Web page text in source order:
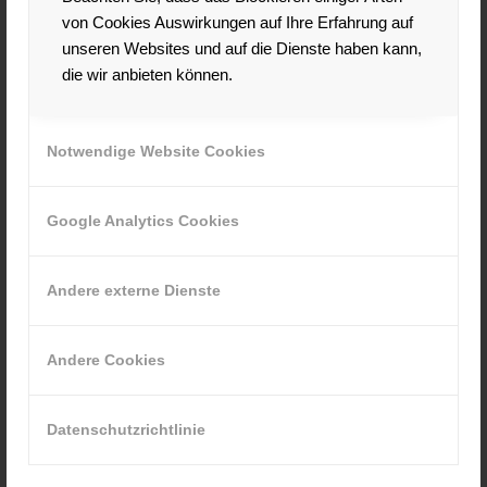
von Cookies Auswirkungen auf Ihre Erfahrung auf
unseren Websites und auf die Dienste haben kann,
die wir anbieten können.
Notwendige Website Cookies
Google Analytics Cookies
Andere externe Dienste
Andere Cookies
Datenschutzrichtlinie
vermeiden. Versehen Sie ihr Foto auf der Rückseite
mit Namen und Telefonnummer.
Den Hintergrund anpassen
Hintergrundfarbe kränklich und blass wirken.
andere Gegenstände wie Wandbilder etc. im
Frauen haben laut wissenschaftlichen
denen Durchsetzungsfähigkeit, Orientierung, und
übertriebenen Schmuck und Make-Up, da diese